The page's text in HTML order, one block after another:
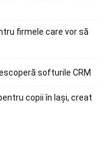
firmele care vor să
softurile CRM
copii în Iași, creat